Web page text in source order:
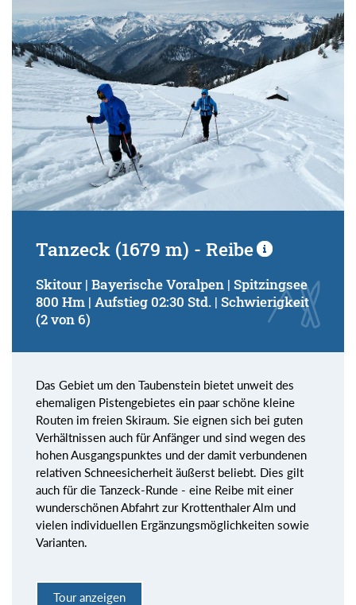
Tanzeck (1679 m) - Reibe
Skitour | Bayerische Voralpen | Spitzingsee
800 Hm | Aufstieg 02:30 Std. | Schwierigkeit
(2 von 6)
Das Gebiet um den Taubenstein bietet unweit des
ehemaligen Pistengebietes ein paar schöne kleine
Routen im freien Skiraum. Sie eignen sich bei guten
Verhältnissen auch für Anfänger und sind wegen des
hohen Ausgangspunktes und der damit verbundenen
relativen Schneesicherheit äußerst beliebt. Dies gilt
auch für die Tanzeck-Runde - eine Reibe mit einer
wunderschönen Abfahrt zur Krottenthaler Alm und
vielen individuellen Ergänzungsmöglichkeiten sowie
Varianten.
Tour anzeigen